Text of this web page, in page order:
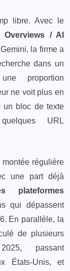
libre. Avec le
Overviews / AI
la firme a
dans un
proportion
ne voit plus en
un bloc de texte
URL
régulière
une part déjà
plateformes
qui dépassent
En parallèle, la
de plusieurs
passant
États‑Unis, et